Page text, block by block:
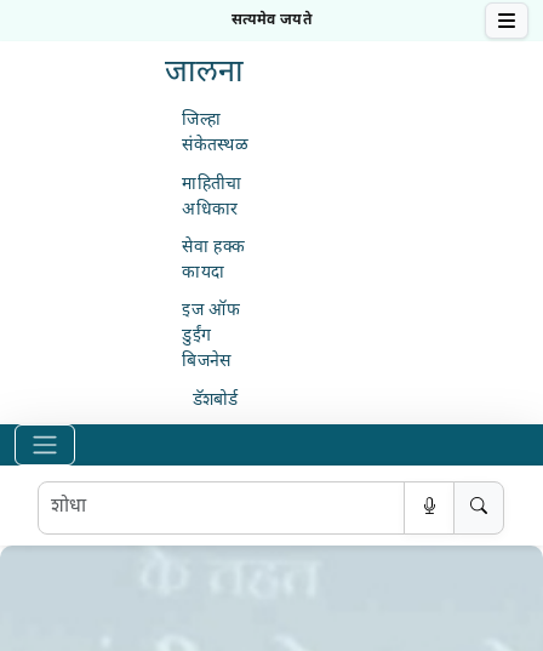
सत्यमेव जयते
जालना
जिल्हा
संकेतस्थळ
माहितीचा
अधिकार
सेवा हक्क
कायदा
इज ऑफ
डुईंग
बिजनेस
डॅशबोर्ड
शोधा